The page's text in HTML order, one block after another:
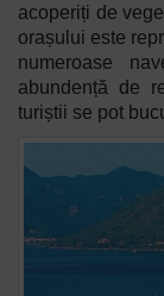
acoperiți de
orașului este
numeroase
abundență de
turiștii se pot